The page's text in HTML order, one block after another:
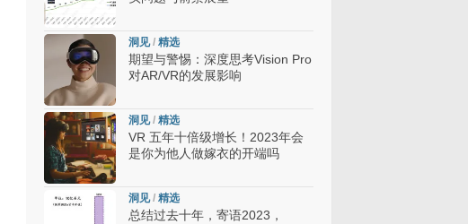
洞见/ 精选
期望与警惕：深度思考Vision Pro
对AR/VR的发展影响
洞见/ 精选
VR 五年十倍级增长！2023年会
是你为他人做嫁衣的开端吗
洞见/ 精选
总结过去十年，寄语2023，